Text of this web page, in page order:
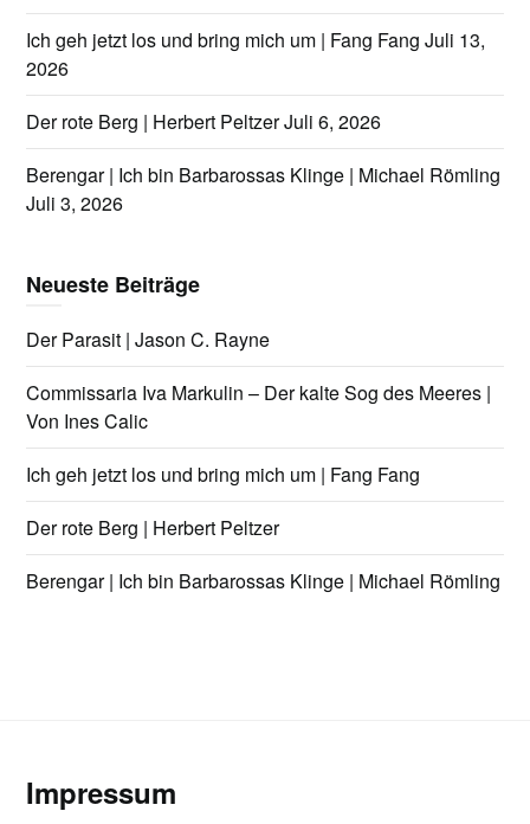
Ich geh jetzt los und bring mich um | Fang Fang Juli 13,
2026
Der rote Berg | Herbert PeltzerJuli 6, 2026
Berengar | Ich bin Barbarossas Klinge | Michael Römling
Juli 3, 2026
Neueste Beiträge
Der Parasit | Jason C. Rayne
Commissaria Iva Markulin – Der kalte Sog des Meeres |
Von Ines Calic
Ich geh jetzt los und bring mich um | Fang Fang
Der rote Berg | Herbert Peltzer
Berengar | Ich bin Barbarossas Klinge | Michael Römling
Impressum